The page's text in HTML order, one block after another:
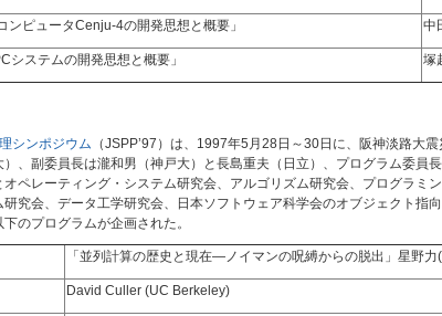
ンピュータCenju-4の開発思想と概要」 中
システムの開発思想と概要」 塚
シンポジウム （JSPP’97）は、1997年5月28日～30日に、阪神淡路大
）、副委員長は瀧和男（神戸大）と長島重夫（日立）、プログラム委
オペレーティング・システム研究会、アルゴリズム研究会、プログラ
研究会、データ工学研究会、日本ソフトウェア科学会のオブジェクト
のプログラムが企画された。
「並列計算の歴史と現在—ノイマンの呪縛からの脱出」星野力
David Culler (UC Berkeley)